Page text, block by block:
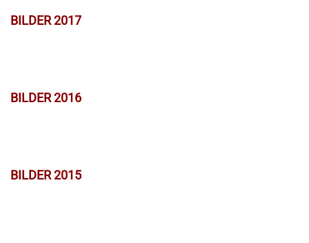
BILDER 2017
BILDER 2016
BILDER 2015